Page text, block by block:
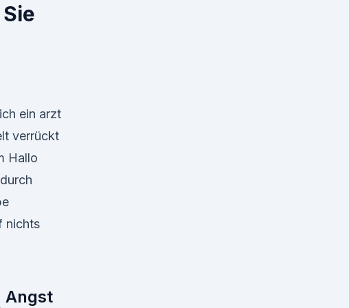
ein arzt
verrückt
Hallo
nichts
Angst